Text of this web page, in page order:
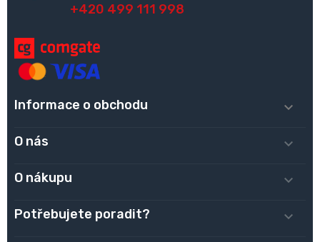
+420 499 111 998
Informace o obchodu 
O nás 
O nákupu 
Potřebujete poradit? 